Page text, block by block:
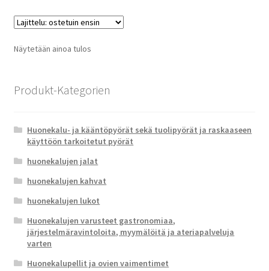
Näytetään ainoa tulos
Produkt-Kategorien
Huonekalu- ja kääntöpyörät sekä tuolipyörät ja raskaaseen
käyttöön tarkoitetut pyörät
huonekalujen jalat
huonekalujen kahvat
huonekalujen lukot
Huonekalujen varusteet gastronomiaa,
järjestelmäravintoloita, myymälöitä ja ateriapalveluja
varten
Huonekalupellit ja ovien vaimentimet